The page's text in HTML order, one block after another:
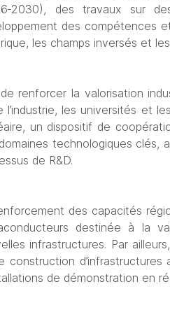
des travaux sur
des compétences
les champs inversés et
renforcer la valorisation
l’industrie, les universités et
un dispositif de
technologiques clés,
de R&D.
des capacités
destinée à la
infrastructures. Par
construction
de démonstration en